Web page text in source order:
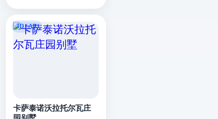
卡萨泰诺沃拉托尔瓦庄